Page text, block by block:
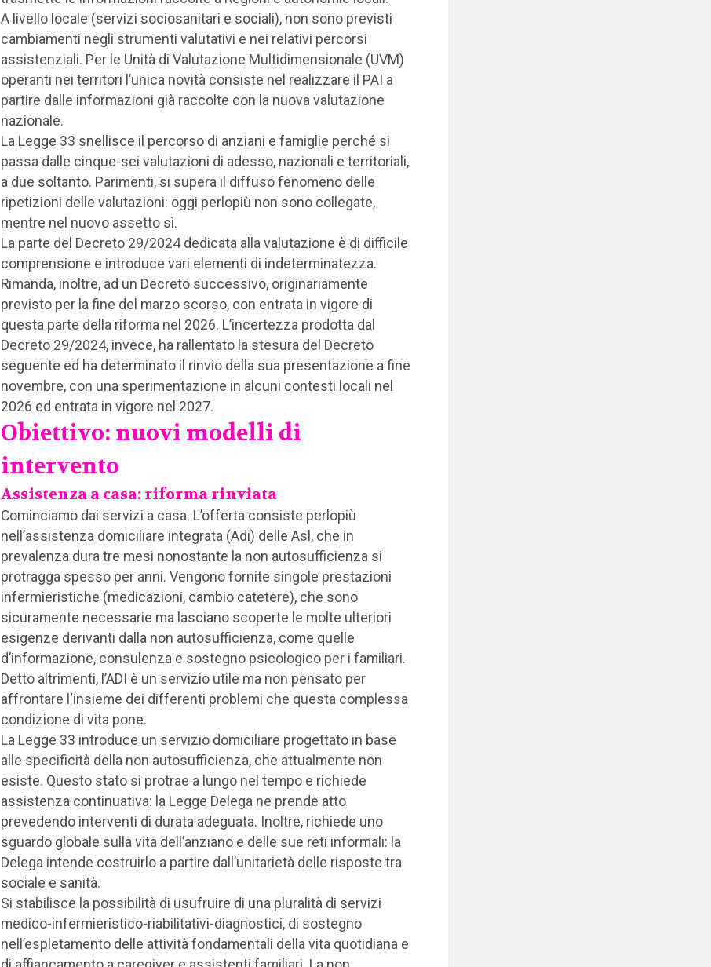
A livello locale (servizi sociosanitari e sociali), non sono previsti
cambiamenti negli strumenti valutativi e nei relativi percorsi
assistenziali. Per le Unità di Valutazione Multidimensionale (UVM)
operanti nei territori l’unica novità consiste nel realizzare il PAI a
partire dalle informazioni già raccolte con la nuova valutazione
nazionale.
La Legge 33 snellisce il percorso di anziani e famiglie perché si
passa dalle cinque-sei valutazioni di adesso, nazionali e territoriali,
a due soltanto. Parimenti, si supera il diffuso fenomeno delle
ripetizioni delle valutazioni: oggi perlopiù non sono collegate,
mentre nel nuovo assetto sì.
La parte del Decreto 29/2024 dedicata alla valutazione è di difficile
comprensione e introduce vari elementi di indeterminatezza.
Rimanda, inoltre, ad un Decreto successivo, originariamente
previsto per la fine del marzo scorso, con entrata in vigore di
questa parte della riforma nel 2026. L’incertezza prodotta dal
Decreto 29/2024, invece, ha rallentato la stesura del Decreto
seguente ed ha determinato il rinvio della sua presentazione a fine
novembre, con una sperimentazione in alcuni contesti locali nel
2026 ed entrata in vigore nel 2027.
Obiettivo: nuovi modelli di
intervento
Assistenza a casa: riforma rinviata
Cominciamo dai servizi a casa. L’offerta consiste perlopiù
nell’assistenza domiciliare integrata (Adi) delle Asl, che in
prevalenza dura tre mesi nonostante la non autosufficienza si
protragga spesso per anni. Vengono fornite singole prestazioni
infermieristiche (medicazioni, cambio catetere), che sono
sicuramente necessarie ma lasciano scoperte le molte ulteriori
esigenze derivanti dalla non autosufficienza, come quelle
d’informazione, consulenza e sostegno psicologico per i familiari.
Detto altrimenti, l’ADI è un servizio utile ma non pensato per
affrontare l‘insieme dei differenti problemi che questa complessa
condizione di vita pone.
La Legge 33 introduce un servizio domiciliare progettato in base
alle specificità della non autosufficienza, che attualmente non
esiste. Questo stato si protrae a lungo nel tempo e richiede
assistenza continuativa: la Legge Delega ne prende atto
prevedendo interventi di durata adeguata. Inoltre, richiede uno
sguardo globale sulla vita dell’anziano e delle sue reti informali: la
Delega intende costruirlo a partire dall’unitarietà delle risposte tra
sociale e sanità.
Si stabilisce la possibilità di usufruire di una pluralità di servizi
medico-infermieristico-riabilitativi-diagnostici, di sostegno
nell’espletamento delle attività fondamentali della vita quotidiana e